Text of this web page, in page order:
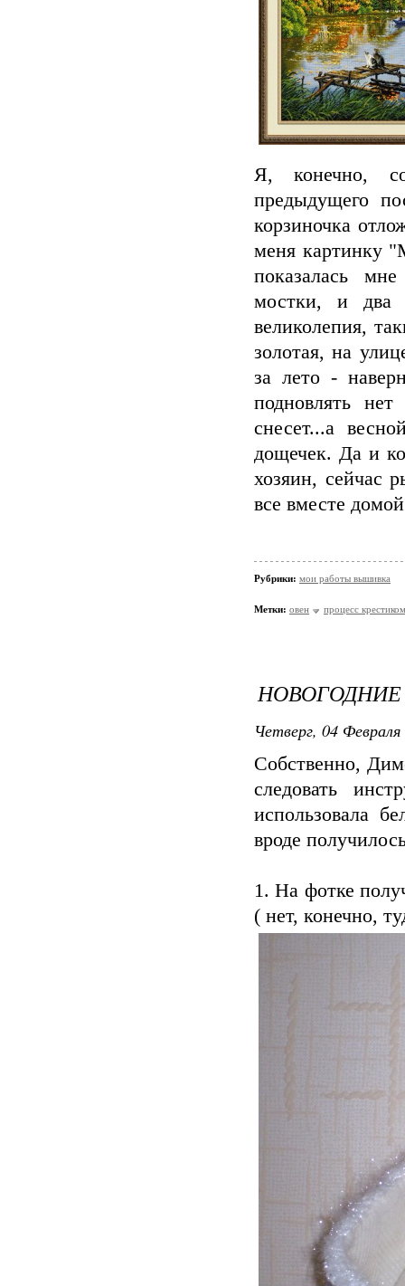
Я, конечно,
предыдущего
корзиночка
меня картинку
показалась
мостки, и два
великолепия,
золотая, на
за лето -
подновлять
снесет...а
дощечек. Да и
хозяин, сейчас
все вместе
Рубрики: мои работы вышивка
Метки: овен процесс крестиком
Четверг, 04
Собственно,
следовать
использовала
вроде
1. На фотке
( нет, конечно,